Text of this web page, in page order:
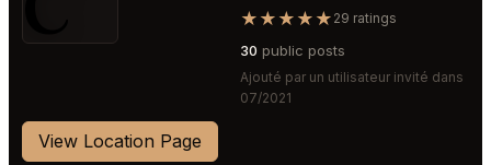
★★★★★ 29 ratings
30 public posts
Ajouté par un utilisateur invité dans
07/2021
View Location Page